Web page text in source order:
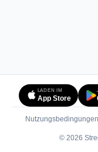
LADEN IM
App Store
Nutzungsbedingungen
© 2026